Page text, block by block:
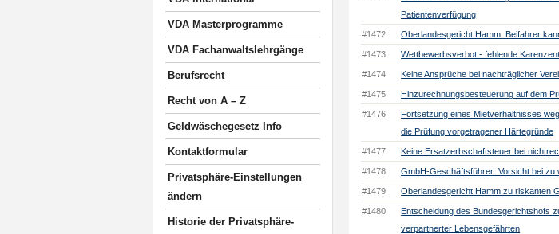
VDA Masterprogramme
VDA Fachanwaltslehrgänge
Berufsrecht
Recht von A – Z
Geldwäschegesetz Info
Kontaktformular
Privatsphäre-Einstellungen
ändern
Historie der Privatsphäre-
Patientenverfügung
#1472 Oberlandesgericht Hamm: Beifahrer
#1473 Wettbewerbsverbot - fehlende
#1474 Keine Ansprüche bei nachträglicher
#1475 Hinzurechnungsbesteuerung auf dem
#1476
Fortsetzung eines Mietverhältnisses
die Prüfung vorgetragener Härtegründe
#1477 Keine Ersatzerbschaftsteuer bei
#1478 GmbH-Geschäftsführer: Vorsicht bei
#1479 Oberlandesgericht Hamm zu riskanten
#1480
Entscheidung des Bundesgerichtshofs
verpartnerter Lebensgefährten